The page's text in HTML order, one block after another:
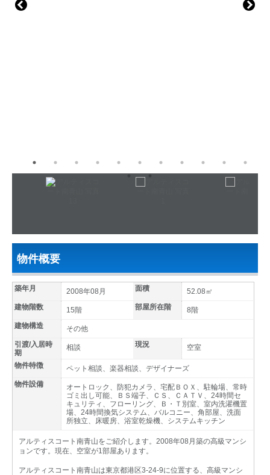
物件概要
築年月 2008年08月 面積
52.08㎡
建物階数
15階 部屋所在階
8階
建物構造
その他
引渡/入居時
期
相談 現況 空室
物件特徴
ペット相談、楽器相談、デザイナーズ
物件設備
オートロック、防犯カメラ、宅配ＢＯＸ、駐輪場、常時
ゴミ出し可能、ＢＳ端子、ＣＳ、ＣＡＴＶ、24時間セ
キュリティ、フローリング、Ｂ・Ｔ別室、室内洗濯機置
場、24時間換気システム、バルコニー、角部屋、洗面
所独立、床暖房、浴室乾燥機、システムキッチン
アルティスコート南青山をご紹介します。2008年08月築の高級マンシ
ョンです。現在、空室が1部屋あります。
アルティスコート南青山は東京都港区3-24-9に位置する、高級マンシ